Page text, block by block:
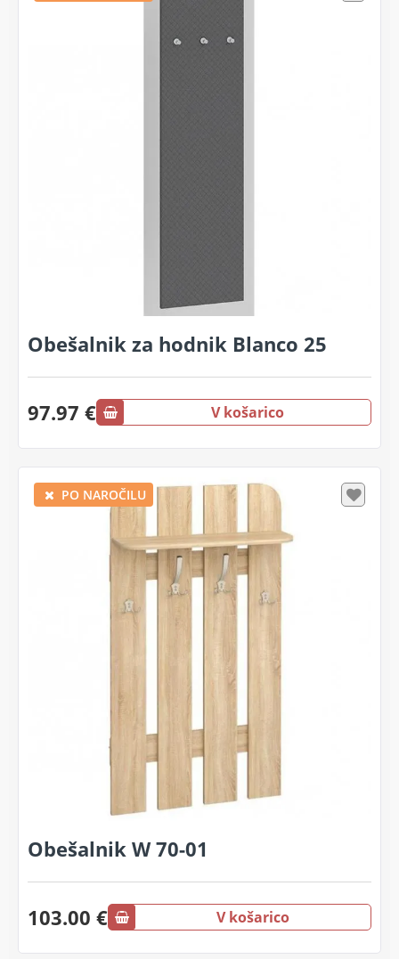
Obešalnik za hodnik Blanco 25
97.97 € V košarico
PO NAROČILU
Obešalnik W 70-01
103.00 € V košarico